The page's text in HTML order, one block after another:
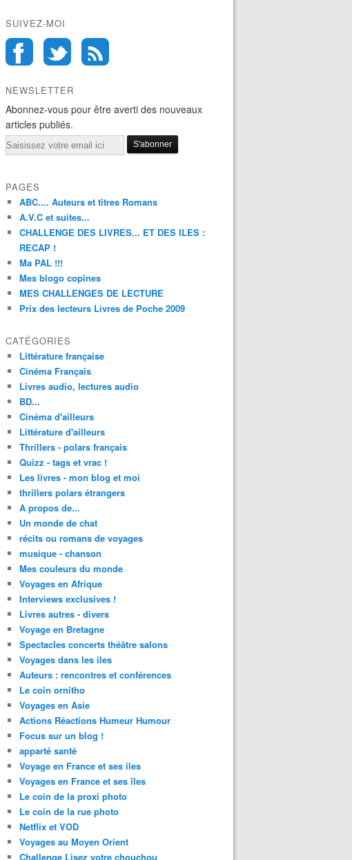
SUIVEZ-MOI
NEWSLETTER
Abonnez-vous pour être averti des nouveaux
articles publiés.
Email
PAGES
ABC.... Auteurs et titres Romans
A.V.C et suites...
CHALLENGE DES LIVRES... ET DES ILES :
RECAP !
Ma PAL !!!
Mes blogo copines
MES CHALLENGES DE LECTURE
Prix des lecteurs Livres de Poche 2009
CATÉGORIES
Littérature française
Cinéma Français
Livres audio, lectures audio
BD...
Cinéma d'ailleurs
Littérature d'ailleurs
Thrillers - polars français
Quizz - tags et vrac !
Les livres - mon blog et moi
thrillers polars étrangers
A propos de...
Un monde de chat
récits ou romans de voyages
musique - chanson
Mes couleurs du monde
Voyages en Afrique
Interviews exclusives !
Livres autres - divers
Voyage en Bretagne
Spectacles concerts théâtre salons
Voyages dans les iles
Auteurs : rencontres et conférences
Le coin ornitho
Voyages en Asie
Actions Réactions Humeur Humour
Focus sur un blog !
apparté santé
Voyage en France et ses iles
Voyages en France et ses îles
Le coin de la proxi photo
Le coin de la rue photo
Netflix et VOD
Voyages au Moyen Orient
Challenge Lisez votre chouchou